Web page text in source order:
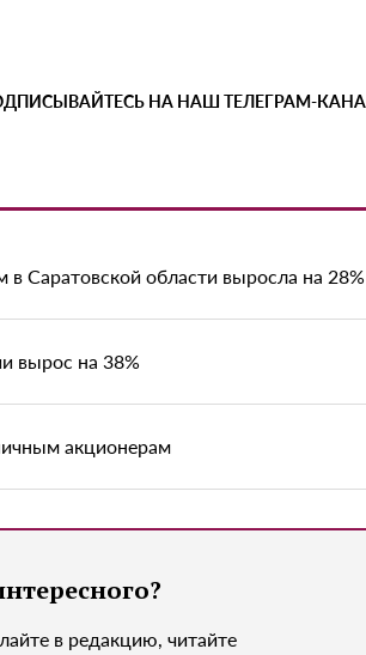
НА НАШ ТЕЛЕГРАМ-
в Саратовской области выросла на 28%
вырос на 38%
акционерам
в редакцию, читайте